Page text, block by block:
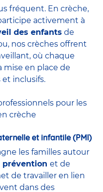
fréquent. En crèche,
activement à
des enfants de
nos crèches offrent
où chaque
mise en place de
inclusifs.
pour les
crèche
et infantile (PMI)
les familles autour
prévention et de
de travailler en lien
dans des